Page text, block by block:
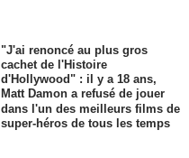
"J'ai renoncé au plus gros
cachet de l'Histoire
d'Hollywood" : il y a 18 ans,
Matt Damon a refusé de jouer
dans l'un des meilleurs films de
super-héros de tous les temps